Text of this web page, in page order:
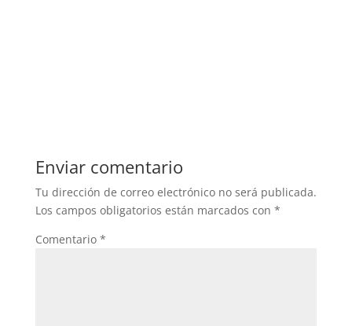
Enviar comentario
Tu dirección de correo electrónico no será publicada.
Los campos obligatorios están marcados con *
Comentario *